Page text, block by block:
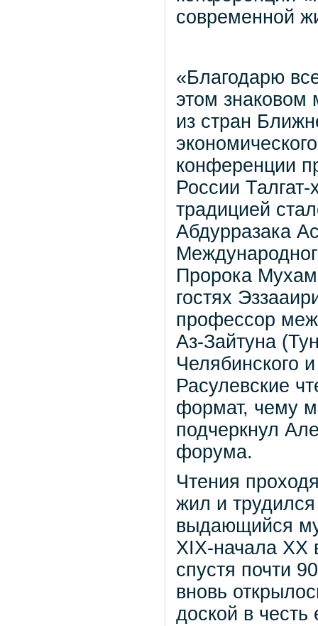
современной
«Благодарю
этом знаковом
из стран
конференции
России
традицией
Абдурразака
Пророка
гостях
профессор
Аз-Зайтуна
Челябинского
Расулевские
формат, чему
подчеркнул
форума.
Чтения
жил и
выдающийся
XIX-начала XX
спустя почти
вновь
доской в честь